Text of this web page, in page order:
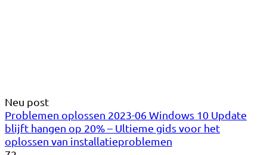
Neu post
Problemen oplossen 2023-06 Windows 10 Update
blijft hangen op 20% – Ultieme gids voor het
oplossen van installatieproblemen